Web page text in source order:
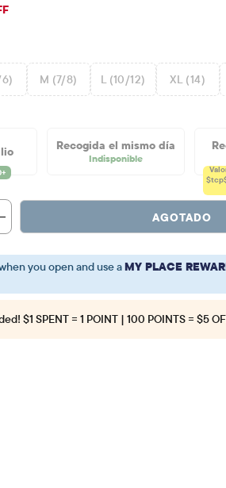
original: $36.95
M (7/8) L (10/12) XL (14)
Recogida el mismo día
Indisponible
AGOTADO
you open and use aMY PLACE
$1 SPENT = 1 POINT | 100 POINTS = $5